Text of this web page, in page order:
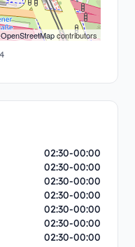
OpenStreetMapcontributors
02:30-00:00
02:30-00:00
02:30-00:00
02:30-00:00
02:30-00:00
02:30-00:00
02:30-00:00